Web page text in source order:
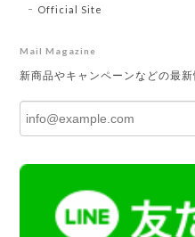
Official Site
Mail Magazine
新商品やキャンペーンなどの最新